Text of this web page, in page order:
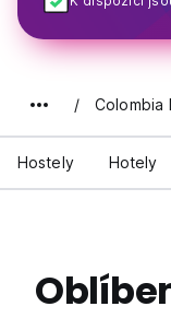
Colombia
Hostely Hotely